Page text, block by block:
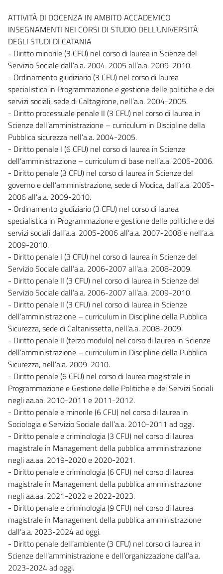
ATTIVITÀ DI DOCENZA IN AMBITO ACCADEMICO
INSEGNAMENTI NEI CORSI DI STUDIO DELL’UNIVERSITÀ
DEGLI STUDI DI CATANIA
- Diritto minorile (3 CFU) nel corso di laurea in Scienze del
Servizio Sociale dall’a.a. 2004-2005 all’a.a. 2009-2010.
- Ordinamento giudiziario (3 CFU) nel corso di laurea
specialistica in Programmazione e gestione delle politiche e dei
servizi sociali, sede di Caltagirone, nell’a.a. 2004-2005.
- Diritto processuale penale II (3 CFU) nel corso di laurea in
Scienze dell’amministrazione – curriculum in Discipline della
Pubblica sicurezza nell’a.a. 2004-2005.
- Diritto penale I (6 CFU) nel corso di laurea in Scienze
dell’amministrazione – curriculum di base nell’a.a. 2005-2006.
- Diritto penale (3 CFU) nel corso di laurea in Scienze del
governo e dell’amministrazione, sede di Modica, dall’a.a. 2005-
2006 all’a.a. 2009-2010.
- Ordinamento giudiziario (3 CFU) nel corso di laurea
specialistica in Programmazione e gestione delle politiche e dei
servizi sociali dall’a.a. 2005-2006 all’a.a. 2007-2008 e nell’a.a.
2009-2010.
- Diritto penale I (3 CFU) nel corso di laurea in Scienze del
Servizio Sociale dall’a.a. 2006-2007 all’a.a. 2008-2009.
- Diritto penale II (3 CFU) nel corso di laurea in Scienze del
Servizio Sociale dall’a.a. 2006-2007 all’a.a. 2009-2010.
- Diritto penale II (3 CFU) nel corso di laurea in Scienze
dell’amministrazione – curriculum in Discipline della Pubblica
Sicurezza, sede di Caltanissetta, nell’a.a. 2008-2009.
- Diritto penale II (terzo modulo) nel corso di laurea in Scienze
dell’amministrazione – curriculum in Discipline della Pubblica
Sicurezza, nell’a.a. 2009-2010.
- Diritto penale (6 CFU) nel corso di laurea magistrale in
Programmazione e Gestione delle Politiche e dei Servizi Sociali
negli aa.aa. 2010-2011 e 2011-2012.
- Diritto penale e minorile (6 CFU) nel corso di laurea in
Sociologia e Servizio Sociale dall’a.a. 2010-2011 ad oggi.
- Diritto penale e criminologia (3 CFU) nel corso di laurea
magistrale in Management della pubblica amministrazione
negli aa.aa. 2019-2020 e 2020-2021.
- Diritto penale e criminologia (6 CFU) nel corso di laurea
magistrale in Management della pubblica amministrazione
negli aa.aa. 2021-2022 e 2022-2023.
- Diritto penale e criminologia (9 CFU) nel corso di laurea
magistrale in Management della pubblica amministrazione
dall’a.a. 2023-2024 ad oggi.
- Diritto penale dell’ambiente (3 CFU) nel corso di laurea in
Scienze dell’amministrazione e dell’organizzazione dall’a.a.
2023-2024 ad oggi.